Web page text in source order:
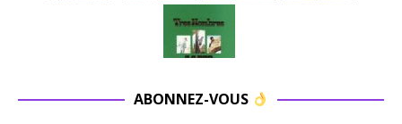
ABONNEZ-VOUS